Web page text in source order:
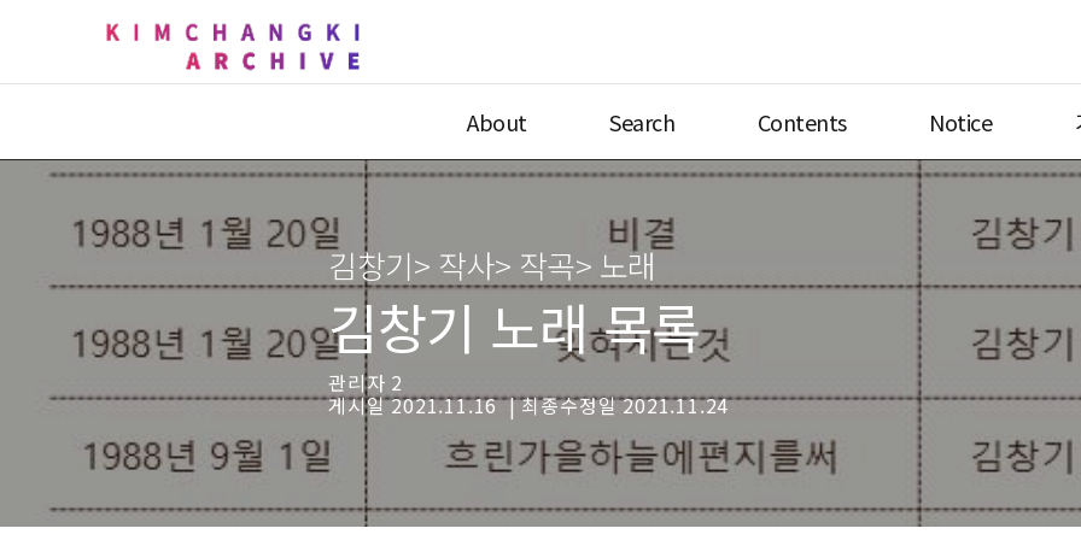
About Search Contents Notice
김창기> 작사> 작곡> 노래
김창기 노래 목록
관리자 2
게시일 2021.11.16 | 최종수정일 2021.11.24